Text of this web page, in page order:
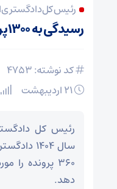
رئیس کل دادگستری
رسیدگی به ۱۳۰۰پرونده قضایی در میامی
کد نوشته: 4753
رئیس کل
سال ۱۴۰۴
۳۶۰ پرونده
دهد.